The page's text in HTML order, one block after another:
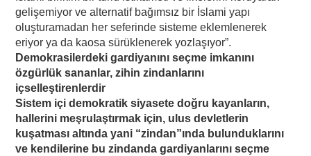
gelişemiyor ve alternatif bağımsız bir İslami yapı
oluşturamadan her seferinde sisteme eklemlenerek
eriyor ya da kaosa sürüklenerek yozlaşıyor”.
Demokrasilerdeki gardiyanını seçme imkanını
özgürlük sananlar, zihin zindanlarını
içselleştirenlerdir
Sistem içi demokratik siyasete doğru kayanların,
hallerini meşrulaştırmak için, ulus devletlerin
kuşatması altında yani “zindan”ında bulunduklarını
ve kendilerine bu zindanda gardiyanlarını seçme